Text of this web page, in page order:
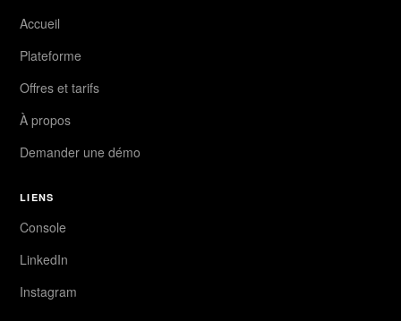
Accueil
Plateforme
Offres et tarifs
À propos
Demander une démo
LIENS
Console
LinkedIn
Instagram